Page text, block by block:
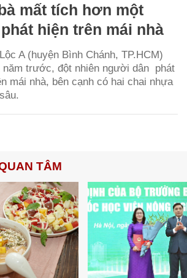
mất tích hơn một
hiện trên mái nhà
A (huyện Bình Chánh, TP.HCM)
năm trước, đột nhiên người dân phát
mái nhà, bên cạnh có hai chai nhựa
TÂM